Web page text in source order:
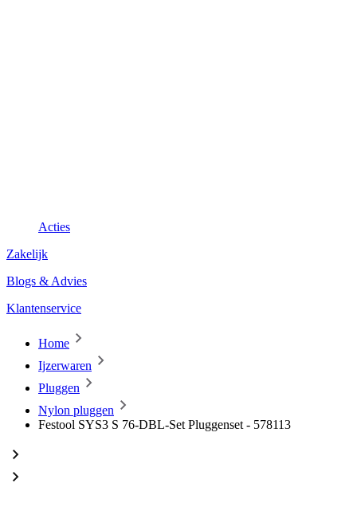
Acties
Zakelijk
Blogs & Advies
Klantenservice
Home
Ijzerwaren
Pluggen
Nylon pluggen
Festool SYS3 S 76-DBL-Set Pluggenset - 578113